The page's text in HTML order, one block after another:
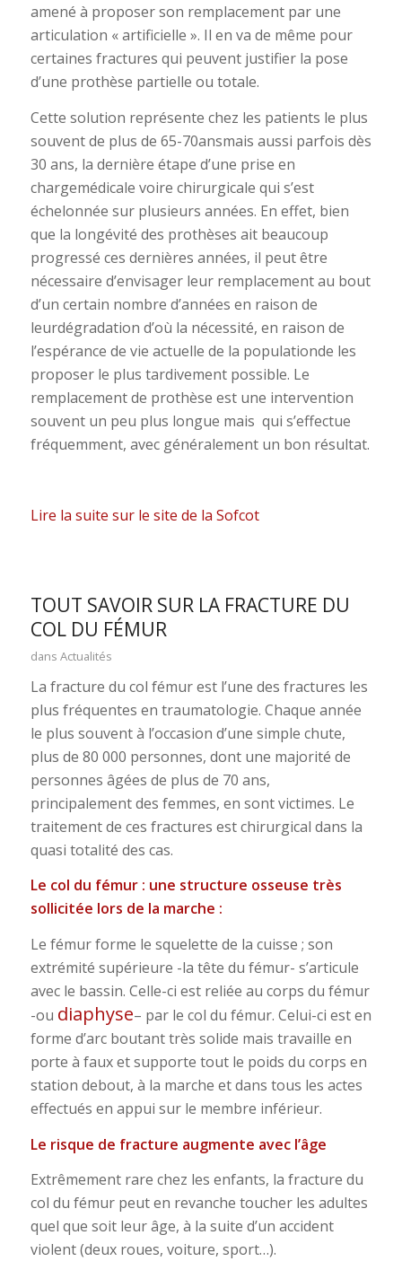
amené à proposer son remplacement par une
articulation « artificielle ». Il en va de même pour
certaines fractures qui peuvent justifier la pose
d’une prothèse partielle ou totale.
Cette solution représente chez les patients le plus
souvent de plus de 65-70ansmais aussi parfois dès
30 ans, la dernière étape d’une prise en
chargemédicale voire chirurgicale qui s’est
échelonnée sur plusieurs années. En effet, bien
que la longévité des prothèses ait beaucoup
progressé ces dernières années, il peut être
nécessaire d’envisager leur remplacement au bout
d’un certain nombre d’années en raison de
leurdégradation d’où la nécessité, en raison de
l’espérance de vie actuelle de la populationde les
proposer le plus tardivement possible. Le
remplacement de prothèse est une intervention
souvent un peu plus longue mais qui s’effectue
fréquemment, avec généralement un bon résultat.
Lire la suite sur le site de la Sofcot
TOUT SAVOIR SUR LA FRACTURE DU
COL DU FÉMUR
dans Actualités
La fracture du col fémur est l’une des fractures les
plus fréquentes en traumatologie. Chaque année
le plus souvent à l’occasion d’une simple chute,
plus de 80 000 personnes, dont une majorité de
personnes âgées de plus de 70 ans,
principalement des femmes, en sont victimes. Le
traitement de ces fractures est chirurgical dans la
quasi totalité des cas.
Le col du fémur : une structure osseuse très
sollicitée lors de la marche :
Le fémur forme le squelette de la cuisse ; son
extrémité supérieure -la tête du fémur- s’articule
avec le bassin. Celle-ci est reliée au corps du fémur
-ou diaphyse– par le col du fémur. Celui-ci est en
forme d’arc boutant très solide mais travaille en
porte à faux et supporte tout le poids du corps en
station debout, à la marche et dans tous les actes
effectués en appui sur le membre inférieur.
Le risque de fracture augmente avec l’âge
Extrêmement rare chez les enfants, la fracture du
col du fémur peut en revanche toucher les adultes
quel que soit leur âge, à la suite d’un accident
violent (deux roues, voiture, sport…).